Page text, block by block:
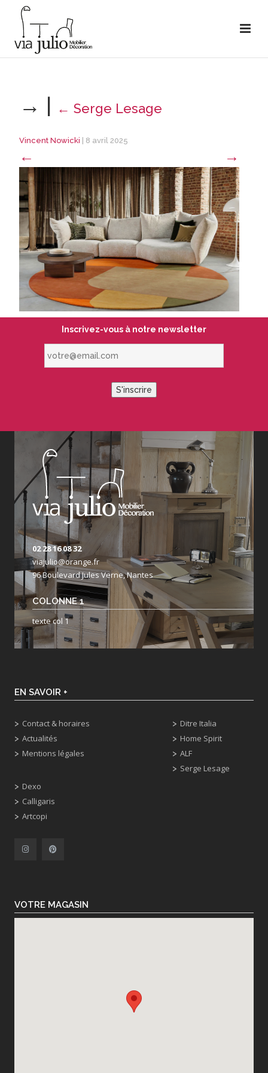
→ | ← Serge Lesage
Vincent Nowicki 8 avril 2025
← →
Inscrivez-vous à notre newsletter
S'inscrire
02 28 16 08 32
viajulio@orange.fr
96 Boulevard Jules Verne, Nantes
COLONNE 1
texte col 1
EN SAVOIR +
Contact & horaires
Actualités
Mentions légales
Dexo
Calligaris
Artcopi
Ditre Italia
Home Spirit
ALF
Serge Lesage
VOTRE MAGASIN